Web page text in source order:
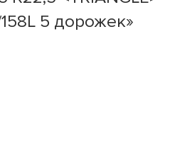
5 дорожек»